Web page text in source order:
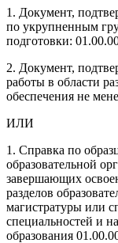
1. Документ,
по укрупненным
подготовки:
2. Документ,
работы в области
обеспечения не
ИЛИ
1. Справка по
образовательной
завершающих
разделов
магистратуры или
специальностей и
образования